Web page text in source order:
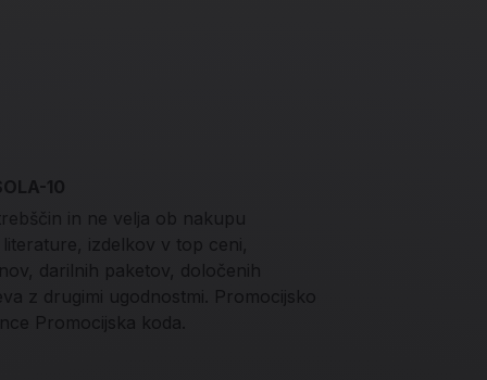
10
in ne velja ob nakupu
izdelkov v top ceni,
darilnih paketov, določenih
z drugimi ugodnostmi. Promocijsko
Promocijska koda.